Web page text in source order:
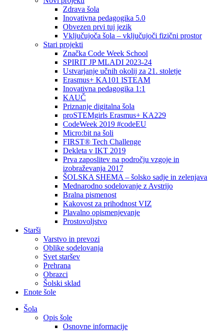
Zdrava šola
Inovativna pedagogika 5.0
Obvezen prvi tuj jezik
Vključujoča šola – vključujoči fizični prostor
Stari projekti
Značka Code Week School
SPIRIT JP MLADI 2023-24
Ustvarjanje učnih okolij za 21. stoletje
Erasmus+ KA101 lSTEAM
Inovativna pedagogika 1:1
KAUČ
Priznanje digitalna šola
proSTEMgirls Erasmus+ KA229
CodeWeek 2019 #codeEU
Micro:bit na šoli
FIRST® Tech Challenge
Dekleta v IKT 2019
Prva zaposlitev na področju vzgoje in
izobraževanja 2017
ŠOLSKA SHEMA – šolsko sadje in zelenjava
Mednarodno sodelovanje z Avstrijo
Bralna pismenost
Kakovost za prihodnost VIZ
Plavalno opismenjevanje
Prostovoljstvo
Starši
Varstvo in prevozi
Oblike sodelovanja
Svet staršev
Prehrana
Obrazci
Šolski sklad
Enote šole
Šola
Opis šole
Osnovne informacije